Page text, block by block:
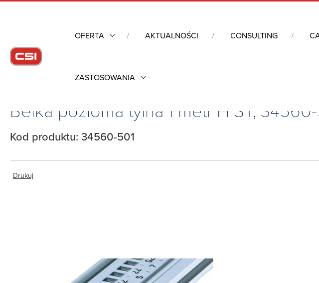
OFERTA AKTUALNOŚCI CONSULTING
ZASTOSOWANIA
Obudowy przemysłowe
Belka pozioma tylna 1 metr H ST, 34560-
Kod produktu: 34560-501
Drukuj